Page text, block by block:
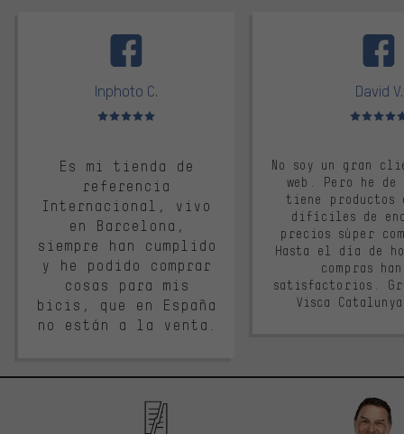
Inphoto C.
Valoración media: 5 de 5
Es mi tienda de
referencia
Internacional, vivo
en Barcelona,
siempre han cumplido
y he podido comprar
cosas para mis
bicis, que en España
no están a la venta.
David V.
Valoración
No soy un gran
web. Pero he
tiene productos
difíciles de
precios súper
Hasta el día de
compras
satisfactorios.
Visca